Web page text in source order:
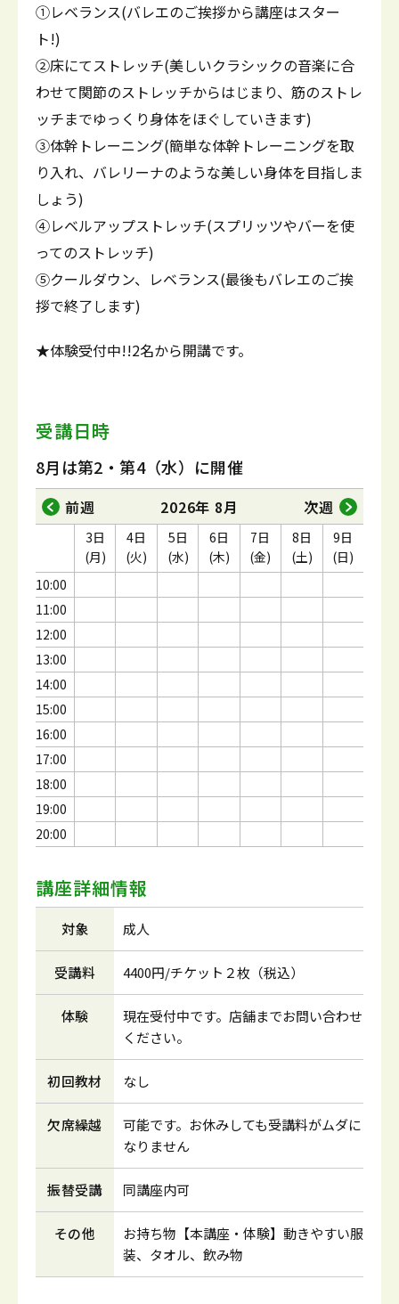
①レベランス(バレエのご挨拶から講座はスター
ト!)
②床にてストレッチ(美しいクラシックの音楽に合
わせて関節のストレッチからはじまり、筋のストレ
ッチまでゆっくり身体をほぐしていきます)
③体幹トレーニング(簡単な体幹トレーニングを取
り入れ、バレリーナのような美しい身体を目指しま
しょう)
④レベルアップストレッチ(スプリッツやバーを使
ってのストレッチ)
⑤クールダウン、レベランス(最後もバレエのご挨
拶で終了します)
★体験受付中!!2名から開講です。
受講日時
8月は第2・第4（水）に開催
前週 2026年 8月 次週
10:00
11:00
12:00
13:00
14:00
15:00
16:00
17:00
18:00
19:00
20:00
3日
(月)
4日
(火)
5日
(水)
6日
(木)
7日
(金)
8日
(土)
9日
(日)
講座詳細情報
対象 成人
受講料 4400円/チケット２枚（税込）
体験
現在受付中です。店舗までお問い合わせ
ください。
初回教材 なし
欠席繰越
可能です。お休みしても受講料がムダに
なりません
振替受講 同講座内可
その他
お持ち物【本講座・体験】動きやすい服
装、タオル、飲み物